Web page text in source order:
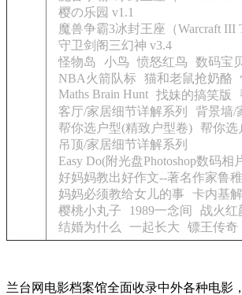
樱の乐园 v1.1
魔兽争霸3冰封王座（Warcraft III
守卫剑阁三幻神 v3.4
怪物岛
小鸟 愤怒红鸟 数码宝
NBA火箭队标
猫和老鼠抢奶酪
Maths Brain Hunt 找妹的搞笑版
客厅/家居细节详解系列
背景墙/
帮你选户型(精致户型卷)
帮你选
吊顶/家居细节详解系列
Easy Do(附光盘Photoshop数码相
好妈妈教出好作文--著名作家鲁
妈妈必须教给女儿的事
卡内基
樱桃小丸子
1989一念间 战火红
结婚为什么
一起长大 镖王传奇
兰台网电影档案馆全面收录中外各种电影